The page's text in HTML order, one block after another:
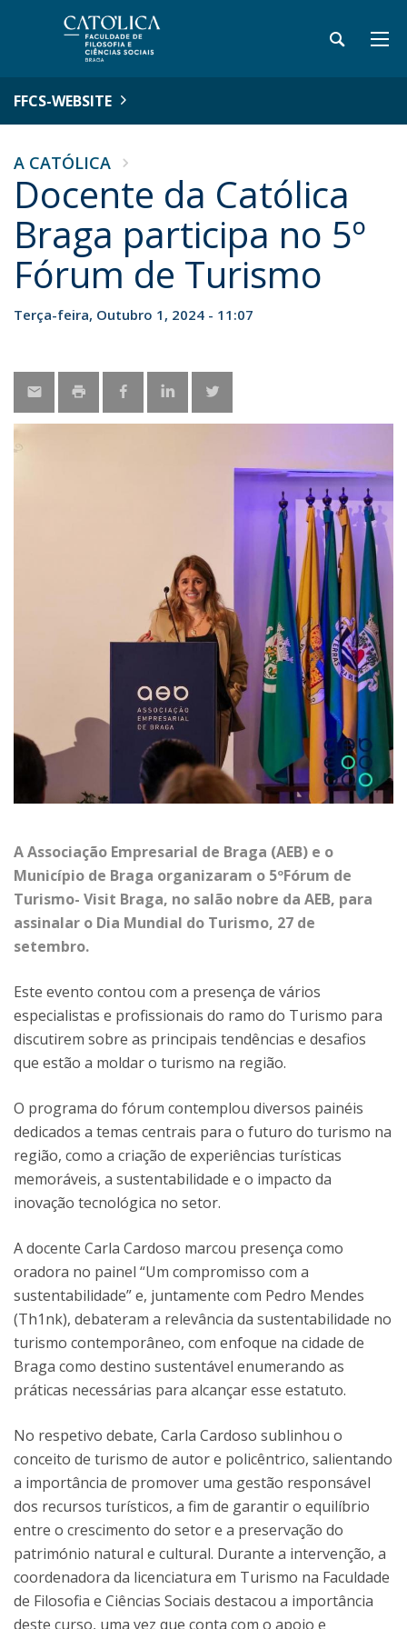
FFCS-WEBSITE
A CATÓLICA
Docente da Católica
Braga participa no 5º
Fórum de Turismo
Terça-feira, Outubro 1, 2024 - 11:07
A Associação Empresarial de Braga (AEB) e o
Município de Braga organizaram o 5ºFórum de
Turismo- Visit Braga, no salão nobre da AEB, para
assinalar o Dia Mundial do Turismo, 27 de
setembro.
Este evento contou com a presença de vários
especialistas e profissionais do ramo do Turismo para
discutirem sobre as principais tendências e desafios
que estão a moldar o turismo na região.
O programa do fórum contemplou diversos painéis
dedicados a temas centrais para o futuro do turismo na
região, como a criação de experiências turísticas
memoráveis, a sustentabilidade e o impacto da
inovação tecnológica no setor.
A docente Carla Cardoso marcou presença como
oradora no painel “Um compromisso com a
sustentabilidade” e, juntamente com Pedro Mendes
(Th1nk), debateram a relevância da sustentabilidade no
turismo contemporâneo, com enfoque na cidade de
Braga como destino sustentável enumerando as
práticas necessárias para alcançar esse estatuto.
No respetivo debate, Carla Cardoso sublinhou o
conceito de turismo de autor e policêntrico, salientando
a importância de promover uma gestão responsável
dos recursos turísticos, a fim de garantir o equilíbrio
entre o crescimento do setor e a preservação do
património natural e cultural. Durante a intervenção, a
coordenadora da licenciatura em Turismo na Faculdade
de Filosofia e Ciências Sociais destacou a importância
deste curso, uma vez que conta com o apoio e